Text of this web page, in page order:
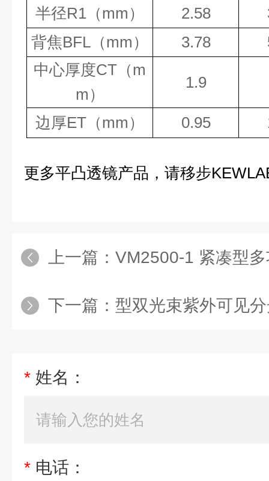
半径R1 （mm ） 2.58
背焦BFL （mm ） 3.78
中心厚度CT （m
m ）
1.9
边厚ET （mm ） 0.95
更多平凸透镜产品，请移步
上一篇： VM2500-1 紧凑型
下一篇： 型双光束紫外可见
* 姓名：
* 电话：